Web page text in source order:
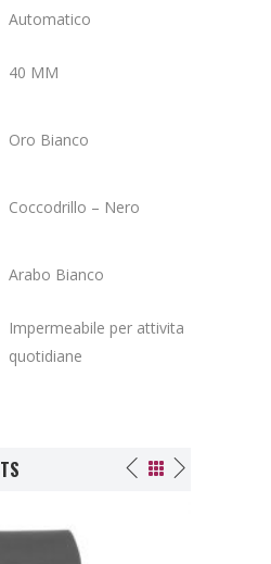
Automatico
40 MM
Oro Bianco
Coccodrillo – Nero
Arabo Bianco
Impermeabile per attivita
quotidiane